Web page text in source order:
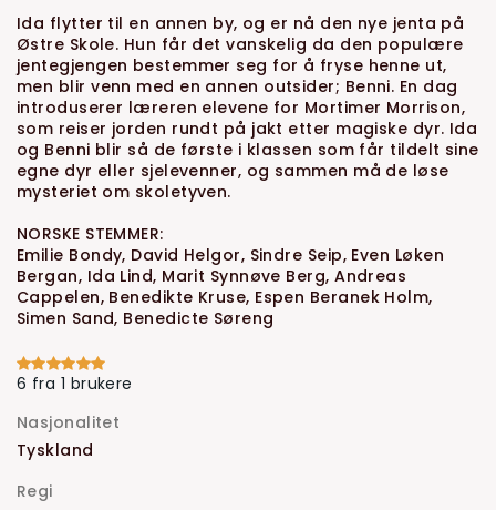
Ida flytter til en annen by, og er nå den nye jenta på
Østre Skole. Hun får det vanskelig da den populære
jentegjengen bestemmer seg for å fryse henne ut,
men blir venn med en annen outsider; Benni. En dag
introduserer læreren elevene for Mortimer Morrison,
som reiser jorden rundt på jakt etter magiske dyr. Ida
og Benni blir så de første i klassen som får tildelt sine
egne dyr eller sjelevenner, og sammen må de løse
mysteriet om skoletyven.
NORSKE STEMMER:
Emilie Bondy, David Helgor, Sindre Seip, Even Løken
Bergan, Ida Lind, Marit Synnøve Berg, Andreas
Cappelen, Benedikte Kruse, Espen Beranek Holm,
Simen Sand, Benedicte Søreng
6 fra 1 brukere
Nasjonalitet
Tyskland
Regi